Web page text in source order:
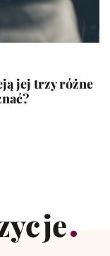
jej trzy różne